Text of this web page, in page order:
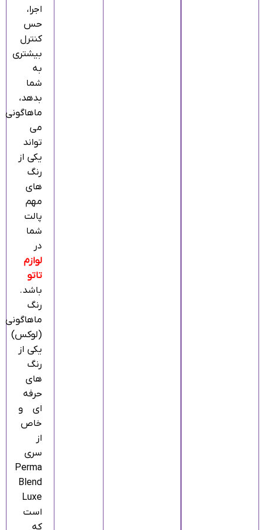
اجرا،
حس
کنترل
بیشتری
به
شما
بدهد،
ماهاگونی
می‌
تواند
یکی از
رنگ‌
های
مهم
پالت
شما
در
لوازم
تاتو
باشد.
رنگ
ماهاگونی
(لوکس)
یکی از
رنگ‌
های
حرفه‌
ای و
خاص
از
سری
Perma
Blend
Luxe
است
که